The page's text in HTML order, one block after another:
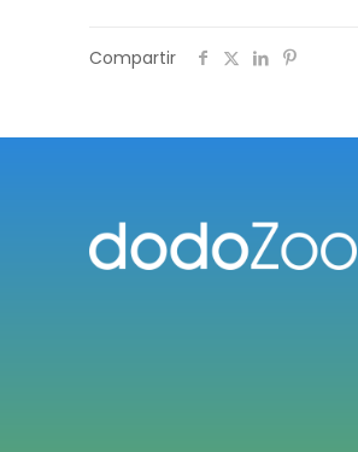
Compartir